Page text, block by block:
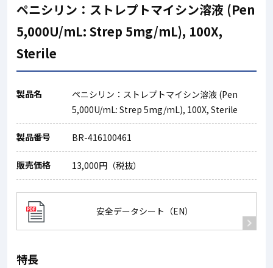
ペニシリン：ストレプトマイシン溶液 (Pen
5,000U/mL: Strep 5mg/mL), 100X,
Sterile
製品名
ペニシリン：ストレプトマイシン溶液 (Pen
5,000U/mL: Strep 5mg/mL), 100X, Sterile
製品番号 BR-416100461
販売価格 13,000円（税抜）
安全データシート（EN）
特長